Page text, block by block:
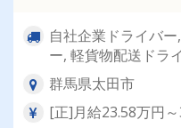
自社企業ドライバ
ー, 軽貨物配送ドラ
群馬県太田市
[正]月給23.58万円